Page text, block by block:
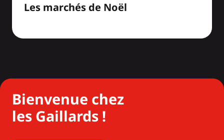
Les marchés de Noël
Bienvenue chez
les Gaillards !